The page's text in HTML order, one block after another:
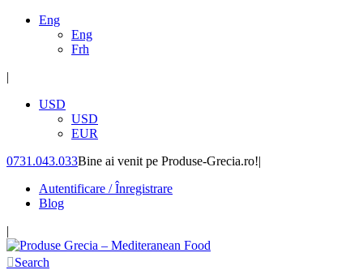
Eng
Eng
Frh
|
USD
USD
EUR
0731.043.033Bine ai venit pe Produse-Grecia.ro!|
Autentificare / Înregistrare
Blog
|
Search